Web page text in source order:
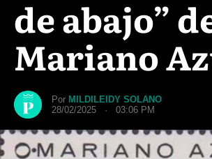
de abajo”
Mariano
Por MILDILEIDY SOLANO
28/02/2025 · 03:06 PM